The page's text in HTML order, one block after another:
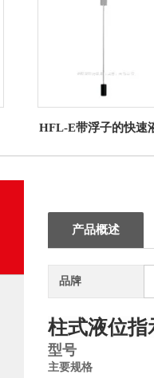
HFL-E带浮子的快速
产品概述
品牌
柱式液位指
型号
主要规格